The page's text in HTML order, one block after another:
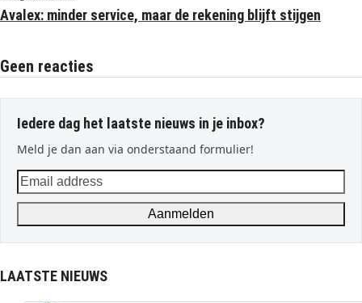
Avalex: minder service, maar de rekening blijft stijgen
Geen reacties
Iedere dag het laatste nieuws in je inbox?
Meld je dan aan via onderstaand formulier!
Email
address
Aanmelden
LAATSTE NIEUWS